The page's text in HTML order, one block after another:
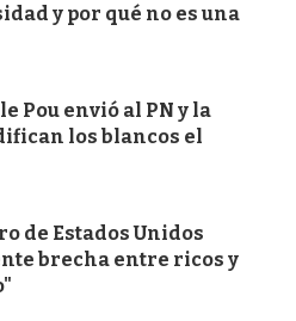
y por qué no es una
Pou envió al PN y la
los blancos el
de Estados Unidos
brecha entre ricos y